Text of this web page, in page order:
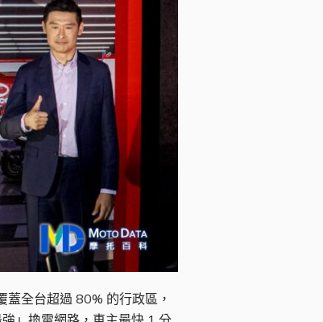
全台超過 80% 的行政區，